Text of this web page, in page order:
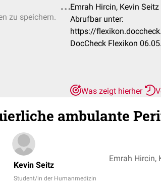
zu speichern.
Emrah Hircin, Kevin Seitz
Abrufbar unter:
https://
DocCheck Flexikon
Was zeigt hierher
ambulante
Kevin Seitz
Student/in der Humanmedizin